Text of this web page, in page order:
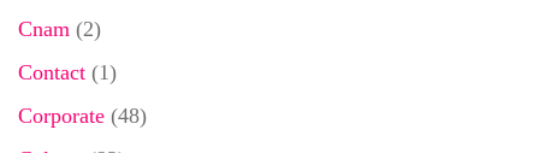
Cnam (2)
Contact (1)
Corporate (48)